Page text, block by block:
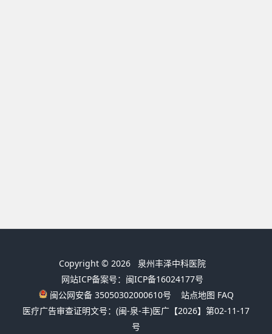
Copyright © 2026 泉州丰泽中科医院
网站ICP备案号：闽ICP备16024177号
闽公网安备 35050302000610号
站点地图 FAQ
医疗广告审查证明文号：(闽-泉-丰)医广【2026】第02-11-17
号